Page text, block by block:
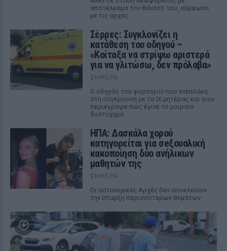
αποτέλεσμα τον θάνατό του, σύμφωνα
με τις αρχές
Σέρρες: Συγκλονίζει η
κατάθεση του οδηγού –
«Κοίταξα να στρίψω αριστερά
για να γλιτώσω, δεν πρόλαβα»
ΣΉΜΕΡΑ
Ο οδηγός του φορτηγού που ενεπλάκη
στη σύγκρουση με το ΙΧ μητέρας και γιου
περιέγραψε πώς έγινε το μοιραίο
δυστύχημα.
ΗΠΑ: Δασκάλα χορού
κατηγορείται για σeξουαλική
κακοποίηση δύο ανήλικων
μαθητών της
ΣΉΜΕΡΑ
Οι αστυνομικές Αρχές δεν αποκλείουν
την ύπαρξη περισσότερων θυμάτων